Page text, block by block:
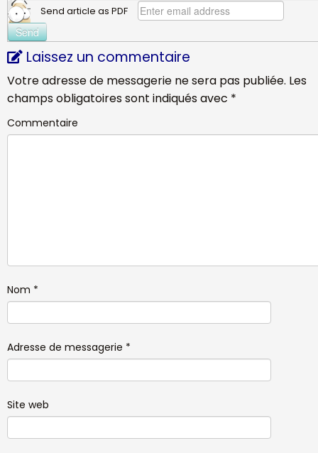
Send article as PDF
Laissez un commentaire
Votre adresse de messagerie ne sera pas publiée. Les
champs obligatoires sont indiqués avec *
Commentaire
Nom *
Adresse de messagerie *
Site web